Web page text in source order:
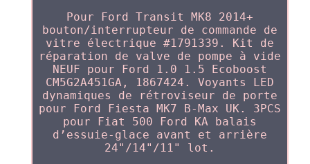
Pour Ford Transit MK8 2014+
bouton/interrupteur de commande de
vitre électrique #1791339. Kit de
réparation de valve de pompe à vide
NEUF pour Ford 1.0 1.5 Ecoboost
CM5G2A451GA, 1867424. Voyants LED
dynamiques de rétroviseur de porte
pour Ford Fiesta MK7 B-Max UK. 3PCS
pour Fiat 500 Ford KA balais
d’essuie-glace avant et arrière
24"/14"/11" lot.